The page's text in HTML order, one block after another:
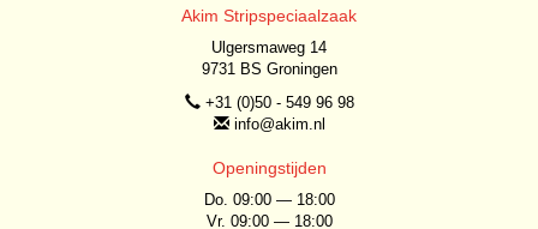
Akim Stripspeciaalzaak
Ulgersmaweg 14
9731 BS Groningen
+31 (0)50 - 549 96 98
info@akim.nl
Openingstijden
Do. 09:00 — 18:00
Vr. 09:00 — 18:00